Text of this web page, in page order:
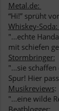
Metal.de:
“Hi!” sprüht
Whiskey-Soda:
"...echte
mit schiefen
Stormbringer:
"...sie
Spur! Hier
Musikreviews:
"...eine wilde